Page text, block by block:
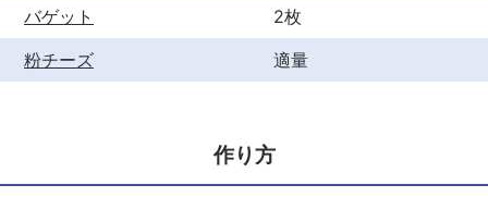
バゲット
2枚
粉チーズ
適量
作り方